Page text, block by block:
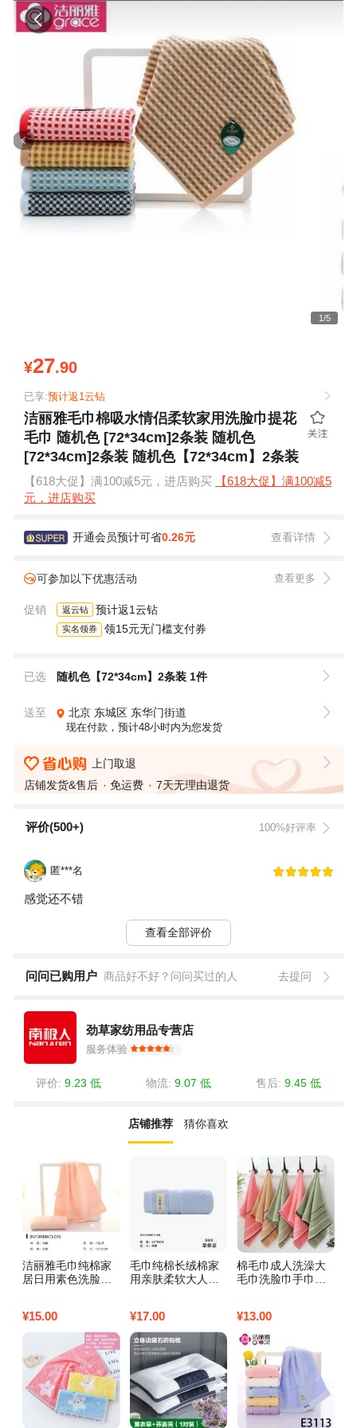
1/5
¥27.90
已享:预计返1云钻
洁丽雅毛巾棉吸水情侣柔软家用洗脸巾提花
毛巾 随机色 [72*34cm]2条装 随机色
[72*34cm]2条装 随机色【72*34cm】2条装
【618大促】满100减5元，进店购买
【618大促】满100减5
元，进店购买
开通会员预计可省0.26元 查看详情
可参加以下优惠活动 查看更多
促销 返云钻 预计返1云钻
实名领券 领15元无门槛支付券
已选 随机色【72*34cm】2条装 1件
送至 北京 东城区 东华门街道
现在付款，预计48小时内为您发货
上门取退
店铺发货&售后
免运费 7天无理由退货
评价(500+) 100%好评率
匿***名
感觉还不错
查看全部评价
问问已购用户 商品好不好？问问买过的人 去提问
劲草家纺用品专营店
服务体验
评价: 9.23 低 物流: 9.07 低 售后: 9.45 低
店铺推荐 猜你喜欢
洁丽雅毛巾纯棉家
居日用素色洗脸巾
¥15.00
毛巾纯棉长绒棉家
用亲肤柔软大人洗
¥17.00
棉毛巾成人洗澡大
毛巾洗脸巾手巾吸
素雅三段【颜色随
机】
¥13.00